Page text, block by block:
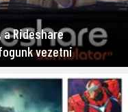
Rideshare
vezetni